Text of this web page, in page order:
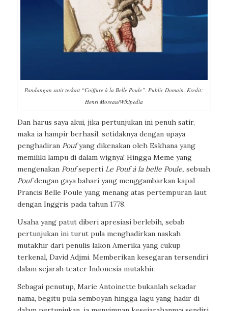
Pandangan satir terkait “Coiffure à la Belle Poule”. Public Domain. Kredit:
Henri Moreau/Wikipedia
Dan harus saya akui, jika pertunjukan ini penuh satir,
maka ia hampir berhasil, setidaknya dengan upaya
penghadiran Poufyang dikenakan oleh Eskhana yang
memiliki lampu di dalam wignya! Hingga Meme yang
mengenakan Poufseperti Le Pouf à la belle Poule, sebuah
Poufdengan gaya bahari yang menggambarkan kapal
Prancis Belle Poule yang menang atas pertempuran laut
dengan Inggris pada tahun 1778.
Usaha yang patut diberi apresiasi berlebih, sebab
pertunjukan ini turut pula menghadirkan naskah
mutakhir dari penulis lakon Amerika yang cukup
terkenal, David Adjmi. Memberikan kesegaran tersendiri
dalam sejarah teater Indonesia mutakhir.
Sebagai penutup, Marie Antoinette bukanlah sekadar
nama, begitu pula semboyan hingga lagu yang hadir di